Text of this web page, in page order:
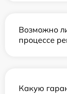
Возможно
процессе
Какую